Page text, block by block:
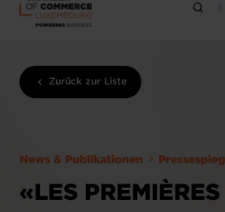
Zurück zur Liste
News & Publikationen
«LES